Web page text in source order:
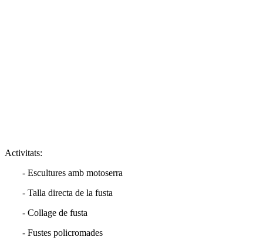
Activitats:
- Escultures amb motoserra
- Talla directa de la fusta
- Collage de fusta
- Fustes policromades